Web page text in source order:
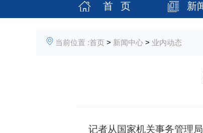
首 页 新
当前位置 :首页 > 新闻中心 > 业内动态
记者从国家机关事务管理